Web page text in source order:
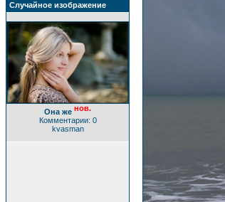
Случайное изображение
Она же нов.
Комментарии: 0
kvasman